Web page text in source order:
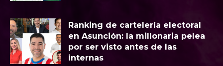
Ranking de cartelería electoral
en Asunción: la millonaria pelea
por ser visto antes de las
internas